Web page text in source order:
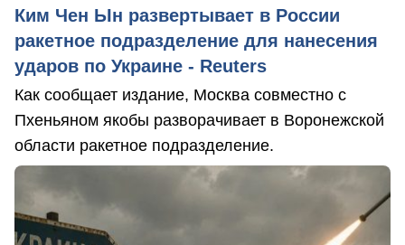
Ким Чен Ын развертывает в России
ракетное подразделение для нанесения
ударов по Украине - Reuters
Как сообщает издание, Москва совместно с
Пхеньяном якобы разворачивает в Воронежской
области ракетное подразделение.